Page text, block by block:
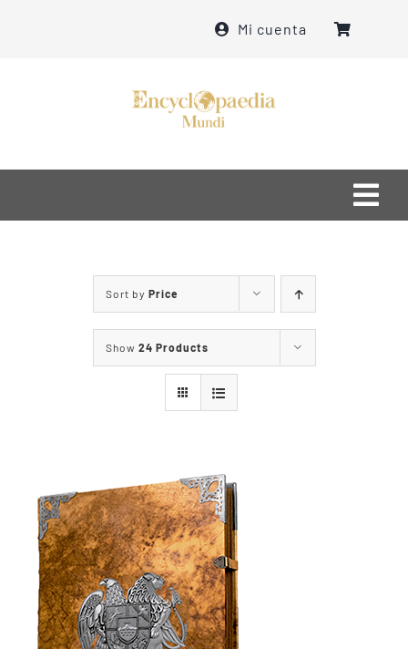
Mi cuenta
մեր մասին
ինչ ենք անում
մամուլ
Կապ
Sort by Price
Show 24 Products